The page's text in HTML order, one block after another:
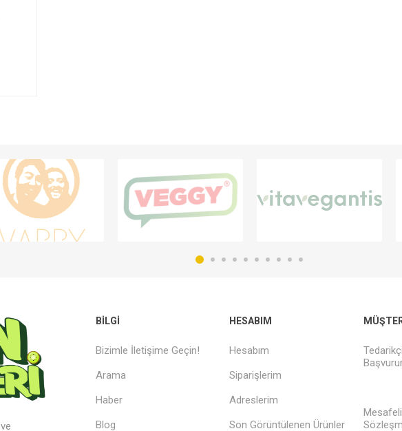
BILGI
Bizimle İletişime Geçin!
Arama
Haber
Blog
HESABIM
Hesabım
Siparişlerim
Adreslerim
Son Görüntülenen Ürünler
Mesafeli